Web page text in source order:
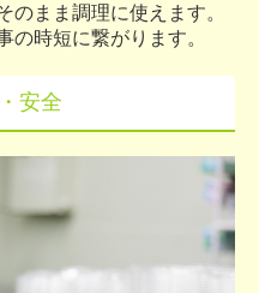
のまま調理に使えます。
の時短に繋がります。
安全